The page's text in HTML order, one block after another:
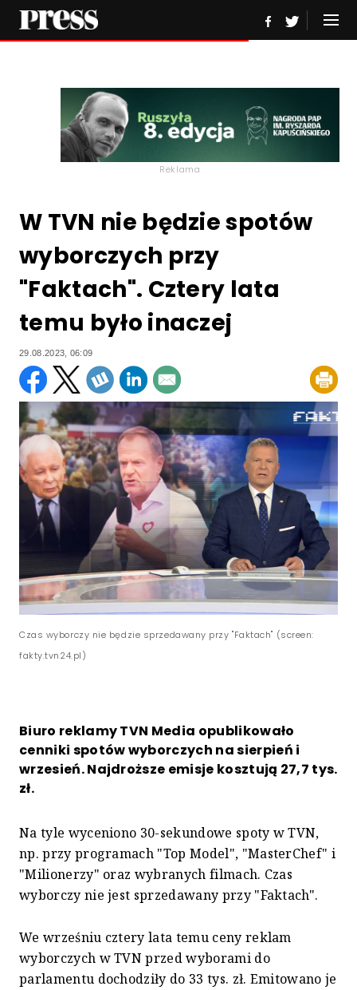
Reklama
W TVN nie będzie spotów
wyborczych przy
"Faktach". Cztery lata
temu było inaczej
29.08.2023, 06:09
Czas wyborczy nie będzie sprzedawany przy "Faktach" (screen:
fakty.tvn24.pl)
Biuro reklamy TVN Media opublikowało
cenniki spotów wyborczych na sierpień i
wrzesień. Najdroższe emisje kosztują 27,7 tys.
zł.
Na tyle wyceniono 30-sekundowe spoty w TVN,
np. przy programach "Top Model", "MasterChef" i
"Milionerzy" oraz wybranych filmach. Czas
wyborczy nie jest sprzedawany przy "Faktach".
We wrześniu cztery lata temu ceny reklam
wyborczych w TVN przed wyborami do
parlamentu dochodziły do 33 tys. zł. Emitowano je